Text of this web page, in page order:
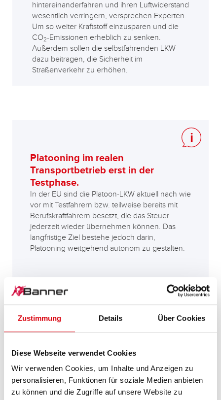
Zustimmung Details Über Cookies
Diese Webseite verwendet Cookies
Wir verwenden Cookies, um Inhalte und Anzeigen zu
personalisieren, Funktionen für soziale Medien anbieten
zu können und die Zugriffe auf unsere Website zu
hintereinanderfahren und ihren Luftwiderstand
wesentlich verringern, versprechen Experten.
Um so weiter Kraftstoff einzusparen und die
CO2-Emissionen erheblich zu senken.
Außerdem sollen die selbstfahrenden LKW
dazu beitragen, die Sicherheit im
Straßenverkehr zu erhöhen.
Platooning im realen
Transportbetrieb erst in der
Testphase.
In der EU sind die Platoon-LKW aktuell nach wie
vor mit Testfahrern bzw. teilweise bereits mit
Berufskraftfahrern besetzt, die das Steuer
jederzeit wieder übernehmen können. Das
langfristige Ziel bestehe jedoch darin,
Platooning weitgehend autonom zu gestalten.
Banner Batterien ist mittendrin
leistungsstärksten Starter- und
Bordnetzbatterien der Serie
Buffalo Bull AGM für Fernlaster.